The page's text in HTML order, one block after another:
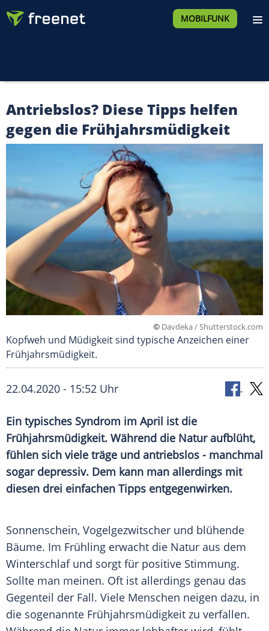
MOBILFUNK
Antriebslos? Diese Tipps helfen
gegen die Frühjahrsmüdigkeit
© Davdeka / Shutterstock.com
Kopfweh und Müdigkeit sind typische Anzeichen einer
Frühjahrsmüdigkeit.
22.04.2020 - 15:52 Uhr
Ein typisches Syndrom im April ist die
Frühjahrsmüdigkeit. Während die Natur aufblüht,
fühlen sich viele träge und antriebslos - manchmal
sogar depressiv. Dem kann man allerdings mit
diesen drei einfachen Tipps entgegenwirken.
Sonnenschein, Vogelgezwitscher und blühende
Bäume. Im Frühling erwacht die Natur aus dem
Winterschlafund sorgt für positive Stimmung.
Sollte man meinen. Oft ist allerdings genau das
Gegenteil der Fall. Viele Menschen neigen dazu, in
die sogenannte Frühjahrsmüdigkeit zu verfallen.